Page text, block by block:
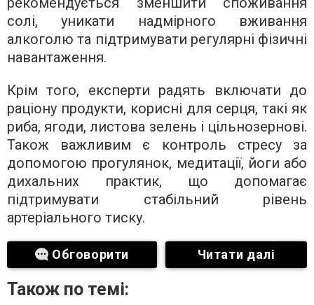
солі, уникати надмірного вживання
алкоголю та підтримувати регулярні фізичні
навантаження.
Крім того, експерти радять включати до
раціону продукти, корисні для серця, такі як
риба, ягоди, листова зелень і цільнозернові.
Також важливим є контроль стресу за
допомогою прогулянок, медитації, йоги або
дихальних практик, що допомагає
підтримувати стабільний рівень
артеріального тиску.
Обговорити Читати далі
Також по темі: